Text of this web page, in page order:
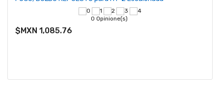
0 Opinione(s)
$MXN 1,085.76